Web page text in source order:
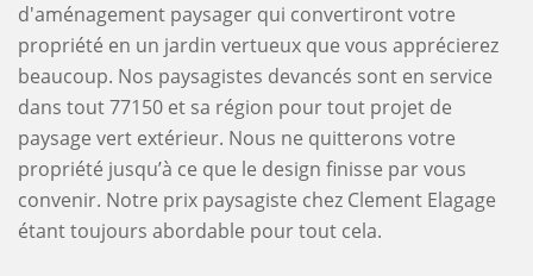
d'aménagement paysager qui convertiront votre
propriété en un jardin vertueux que vous apprécierez
beaucoup. Nos paysagistes devancés sont en service
dans tout 77150 et sa région pour tout projet de
paysage vert extérieur. Nous ne quitterons votre
propriété jusqu’à ce que le design finisse par vous
convenir. Notre prix paysagiste chez Clement Elagage
étant toujours abordable pour tout cela.